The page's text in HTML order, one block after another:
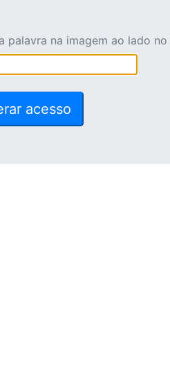
palavra na imagem ao lado